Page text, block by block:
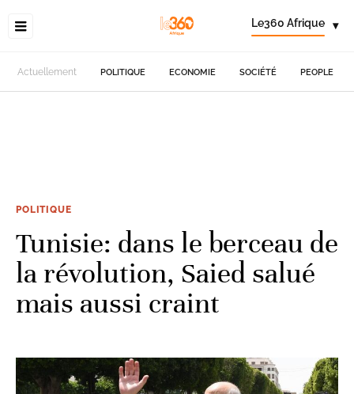
Le360 Afrique ▾
Actuellement POLITIQUE ECONOMIE SOCIÉTÉ PEOPLE
POLITIQUE
Tunisie: dans le berceau de
la révolution, Saied salué
mais aussi craint